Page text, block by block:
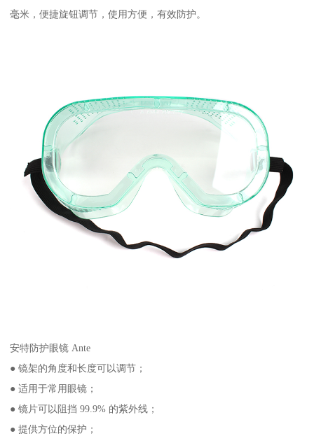
毫米，便捷旋钮调节，使用方便，有效防护。
安特防护眼镜 Ante
● 镜架的角度和长度可以调节；
● 适用于常用眼镜；
● 镜片可以阻挡 99.9% 的紫外线；
● 提供方位的保护；